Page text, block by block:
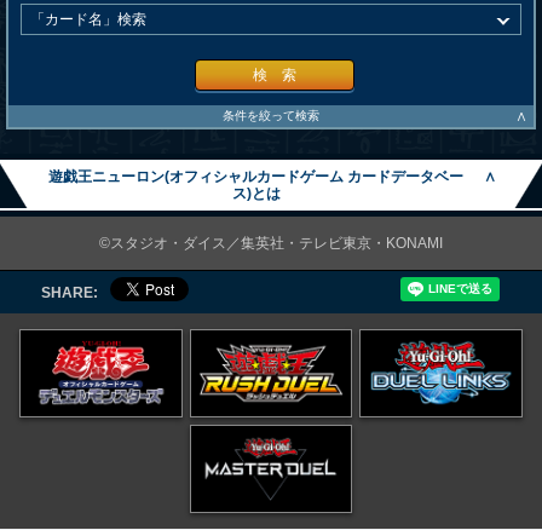
検 索
条件を絞って検索 ∧
遊戯王ニューロン(オフィシャルカードゲーム カードデータベー
ス)とは
∧
©スタジオ・ダイス／集英社・テレビ東京・KONAMI
SHARE: